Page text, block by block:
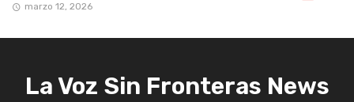
marzo 12, 2026
La Voz Sin Fronteras News